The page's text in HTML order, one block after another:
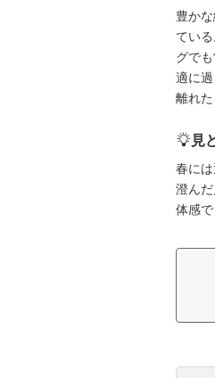
豊か
てい
グで
適に
離れ
見
春に
澄ん
体感